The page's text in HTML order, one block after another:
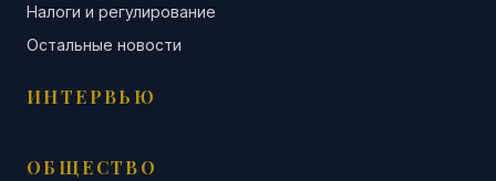
Налоги и регулирование
Остальные новости
ИНТЕРВЬЮ
ОБЩЕСТВО